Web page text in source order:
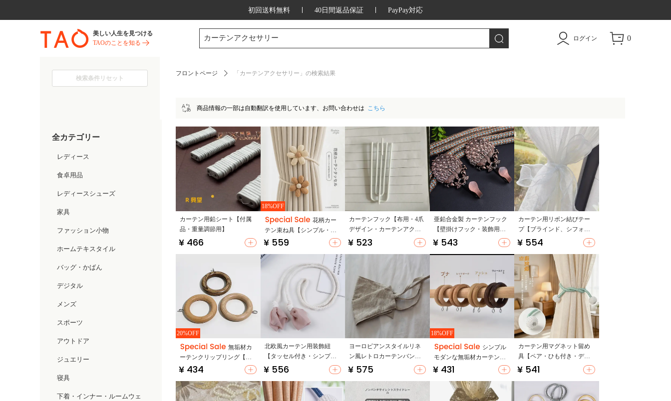
今だけ! 最大65％OFF! |ファッション、家庭用品、キッチン用品、アウトドア用品|TAO
初回送料無料 40日間返品保証 PayPay対応
美しい人生を見つける
TAOのことを知る
カーテンアクセサリー ログイン 0
検索条件リセット
全カテゴリー
レディース
食卓用品
レディースシューズ
家具
ファッション小物
ホームテキスタイル
バッグ・かばん
デジタル
メンズ
スポーツ
アウトドア
ジュエリー
寝具
下着・インナー・ルームウェ
フロントページ 「カーテンアクセサリー」の検索結果
商品情報の一部は自動翻訳を使用しています、お問い合わせは こちら
カーテン用鉛シート【付属
品・重量調節用】
¥ 466
18%OFF
花柄カー
テン束ね具【シンプル・柔
軟・かわいいデザイン】
¥ 559
カーテンフック【布用・4爪
デザイン・カーテンアクセ
サリー】（セットアップ対
¥ 523
亜鉛合金製 カーテンフック
【壁掛けフック・装飾用・
コートフック】
¥ 543
カーテン用リボン結びテー
プ【ブラインド、シフォン
カーテン用・蝶結び・装飾
¥ 554
20%OFF
無垢材カ
ーテンクリップリング【ロ
ーマ式カーテン用・木製】
¥ 434
北欧風カーテン用装飾紐
【タッセル付き・シンプル
デザイン】
¥ 556
ヨーロピアンスタイルリネ
ン風レトロカーテンバンド
【カーテンアクセサリー】
¥ 575
18%OFF
シンプル
モダンな無垢材カーテンロ
ッド用木製リング【静音・
¥ 431
カーテン用マグネット留め
具【ペア・ひも付き・デザ
インパール】（セットアッ
¥ 541